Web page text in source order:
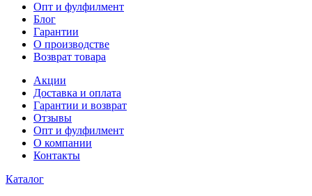
Опт и фулфилмент
Блог
Гарантии
О производстве
Возврат товара
Акции
Доставка и оплата
Гарантии и возврат
Отзывы
Опт и фулфилмент
О компании
Контакты
Каталог